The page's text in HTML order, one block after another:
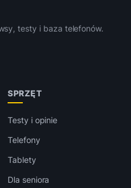
testy i baza telefonów.
SPRZĘT
Testy i opinie
Telefony
Tablety
Dla seniora